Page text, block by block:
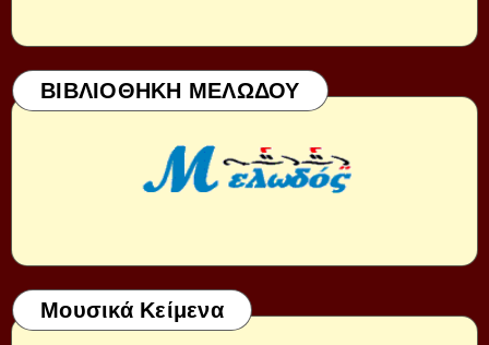
ΒΙΒΛΙΟΘΗΚΗ ΜΕΛΩΔΟΥ
Μουσικά Κείμενα